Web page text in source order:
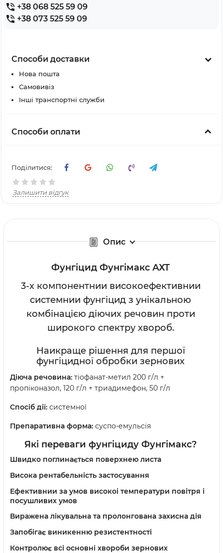
+38 068 525 59 09
+38 073 525 59 09
Способи доставки
Нова пошта
Самовивіз
Інші транспортні служби
Способи оплати
Поділитися:
Залишити відгук
Опис
Фунгіцид Фунгімакс АХТ
3-х компонентнии високоефективнии
системнии фунгіцид з унікальною
комбінацією діючих речовин проти
широкого спектру хвороб.
Наикраще рішення для першої
фунгіцидної обробки зернових
Діюча речовина: тіофанат-метил 200 г/л +
пропіконазол, 120 г/л + триадимефон, 50 г/л
Спосіб дії: системної
Препаративна форма: суспо-емульсія
Які переваги фунгіциду Фунгімакс?
Швидко поглинається поверхнею листа
Висока рентабельність застосування
Ефективнии за умов високоі температури повітря і
посушливих умов
Виражена лікувальна та пролонгована захисна дія
Запобігає виникенню резистентності
Контролює всі основні хвороби зернових